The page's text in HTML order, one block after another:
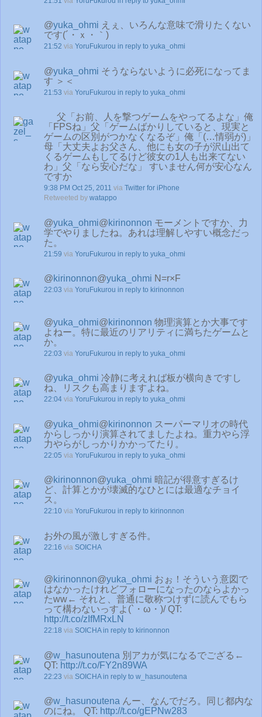
@yuka_ohmi えぇ、いろんな意味で滑りたくない
です(´・ｘ・｀)
21:52 via YoruFukurou in reply to yuka_ohmi
@yuka_ohmi そうならないように必死になってま
す ＞＜
21:53 via YoruFukurou in reply to yuka_ohmi
父「お前、人を撃つゲームをやってるよな」俺
「FPSね」父「ゲームばかりしていると、現実と
ゲームの区別がつかなくなるぞ」俺「(…情弱が)」
母「大丈夫よお父さん、他にも女の子が沢山出て
くるゲームもしてるけど彼女の1人も出来てない
わ」父「なら安心だな」 すいません何が安心なん
ですか
9:38 PM Oct 25, 2011 via Twitter for iPhone
Retweeted by watappo
@yuka_ohmi@kirinonnon モーメントですか、力
学でやりましたね。あれは理解しやすい概念だっ
た。
21:59 via YoruFukurou in reply to yuka_ohmi
@kirinonnon@yuka_ohmi N=r×F
22:03 via YoruFukurou in reply to kirinonnon
@yuka_ohmi@kirinonnon 物理演算とか大事です
よねー。特に最近のリアリティに満ちたゲームと
か。
22:03 via YoruFukurou in reply to yuka_ohmi
@yuka_ohmi 冷静に考えれば板が横向きですし
ね、リスクも高まりますよね。
22:04 via YoruFukurou in reply to yuka_ohmi
@yuka_ohmi@kirinonnon スーパーマリオの時代
からしっかり演算されてましたよね。重力やら浮
力やらがしっかりかかってたり。
22:05 via YoruFukurou in reply to yuka_ohmi
@kirinonnon@yuka_ohmi 暗記が得意すぎるけ
ど、計算とかが壊滅的なひとには最適なチョイ
ス。
22:10 via YoruFukurou in reply to kirinonnon
お外の風が激しすぎる件。
22:16 via SOICHA
@kirinonnon@yuka_ohmi おぉ！そういう意図で
はなかったけれどフォローになったのならよかっ
たww← それと、普通に敬称つけずに読んでもら
って構わないっすよ(`・ω・)/ QT:
http://t.co/zIfMRxLN
22:18 via SOICHA in reply to kirinonnon
@w_hasunoutena 別アカが気になるでござる←
QT: http://t.co/FY2n89WA
22:23 via SOICHA in reply to w_hasunoutena
@w_hasunoutena んー、なんでだろ。同じ都内な
のにね。 QT: http://t.co/gEPNw283